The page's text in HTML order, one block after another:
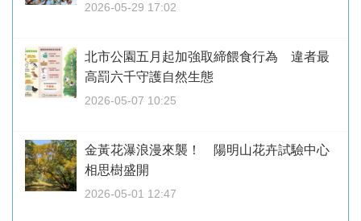
2026-05-29 17:02
北市公園五月起加強取締餵食行為 違者最
高罰六千守護自然生態
2026-05-07 10:25
金黃花瀑浪漫來襲！ 陽明山花卉試驗中心
相思樹盛開
2026-05-01 12:47